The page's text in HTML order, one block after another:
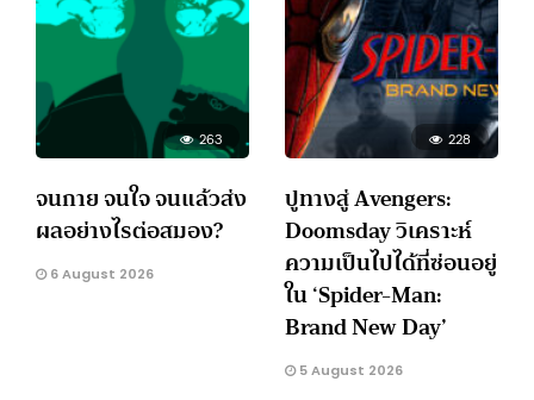
263
จนกาย จนใจ จนแล้วส่ง
ผลอย่างไรต่อสมอง?
6 August 2026
228
ปูทางสู่ Avengers:
Doomsday วิเคราะห์
ความเป็นไปได้ที่ซ่อนอยู่
ใน ‘Spider-Man:
Brand New Day’
5 August 2026